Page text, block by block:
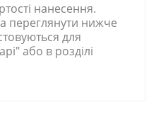
нанесення.
переглянути нижче
для
або в розділі